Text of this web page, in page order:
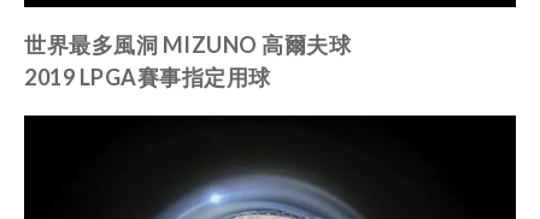
世界最多風洞 MIZUNO 高爾夫球
2019 LPGA賽事指定用球